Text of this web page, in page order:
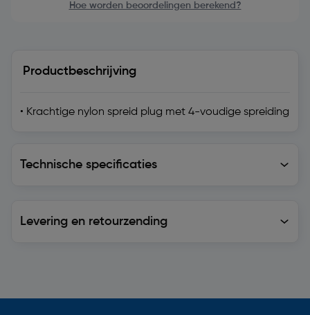
Hoe worden beoordelingen berekend?
Productbeschrijving
• Krachtige nylon spreid plug met 4-voudige spreiding
Technische specificaties
Levering en retourzending